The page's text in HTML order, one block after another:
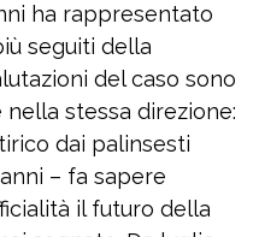
ha rappresentato
seguiti della
del caso sono
stessa direzione:
dai palinsesti
– fa sapere
il futuro della